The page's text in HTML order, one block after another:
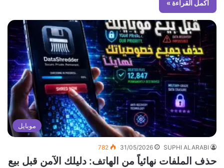
أكمل القراءة »
موبايل
SUPHI ALARABI
31/05/2026
782
حذف الملفات نهائياً من الهاتف: دليلك الآمن قبل بيع